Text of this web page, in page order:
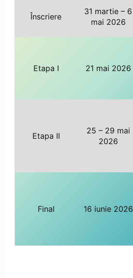
Înscriere
31 martie – 6
mai 2026
Etapa I 21 mai 2026
Etapa II
25 – 29 mai
2026
Final 16 iunie 2026